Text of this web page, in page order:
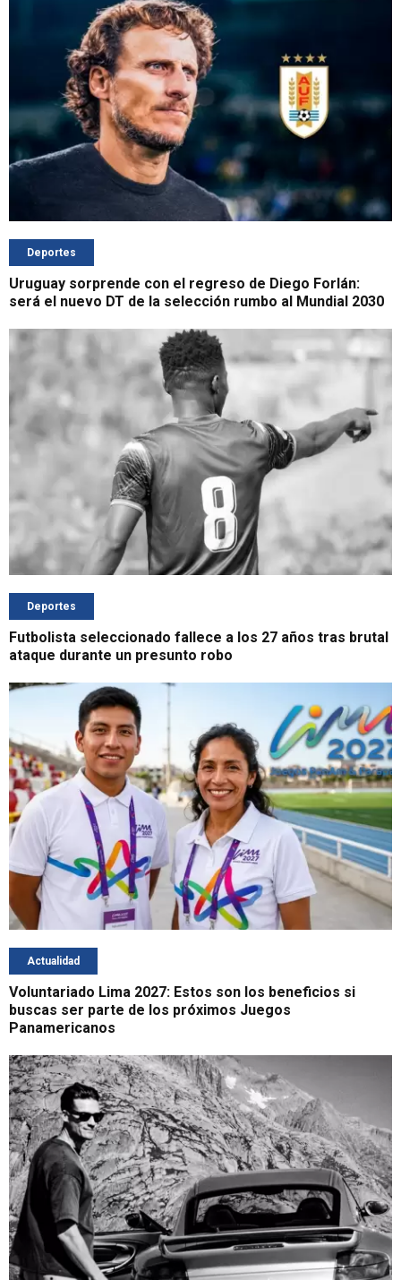
Deportes
Uruguay sorprende con el regreso de Diego Forlán:
será el nuevo DT de la selección rumbo al Mundial 2030
Deportes
Futbolista seleccionado fallece a los 27 años tras brutal
ataque durante un presunto robo
Actualidad
Voluntariado Lima 2027: Estos son los beneficios si
buscas ser parte de los próximos Juegos
Panamericanos